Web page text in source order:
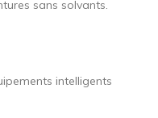
sans solvants.
intelligents